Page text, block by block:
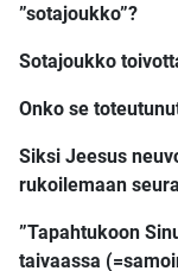
”sotajoukko”?
Sotajoukko
Onko se
Siksi Jeesus
rukoilemaan
”Tapahtukoon
taivaassa